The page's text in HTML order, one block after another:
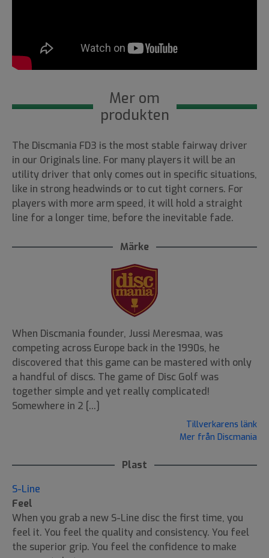
Mer om
produkten
The Discmania FD3 is the most stable fairway driver
in our Originals line. For many players it will be an
utility driver that only comes out in specific situations,
like in strong headwinds or to cut tight corners. For
players with more arm speed, it will hold a straight
line for a longer time, before the inevitable fade.
Märke
When Discmania founder, Jussi Meresmaa, was
competing across Europe back in the 1990s, he
discovered that this game can be mastered with only
a handful of discs. The game of Disc Golf was
together simple and yet really complicated!
Somewhere in 2 [...]
Tillverkarens länk
Mer från Discmania
Plast
S-Line
Feel
When you grab a new S-Line disc the first time, you
feel it. You feel the quality and consistency. You feel
the superior grip. You feel the confidence to make